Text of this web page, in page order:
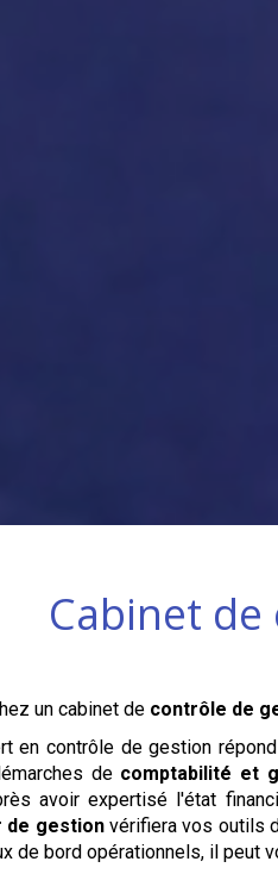
Cabinet
un cabinet de contrôle de
en contrôle de gestion
de comptabilité et
avoir expertisé l'état
de gestionvérifiera vos outils
de bord opérationnels, il peut